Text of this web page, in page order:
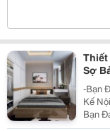
Thiết
Sợ
-Bạn
Kế
Bạn
Nhà